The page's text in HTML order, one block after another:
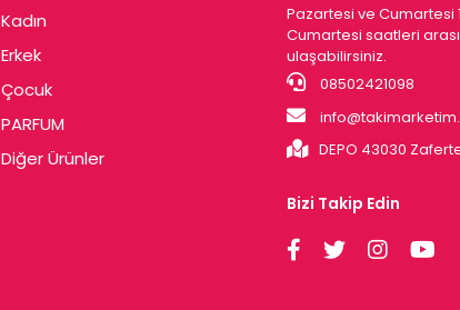
Kadın
Erkek
Çocuk
PARFUM
Diğer Ürünler
Pazartesi ve Cumartesi
Cumartesi saatleri
ulaşabilirsiniz.
08502421098
DEPO 43030
Bizi Takip Edin